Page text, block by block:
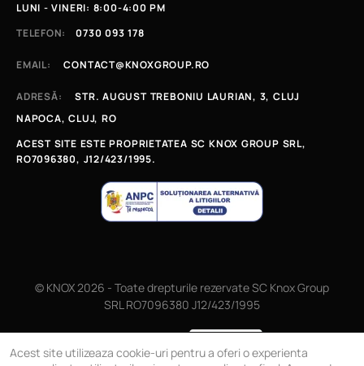
LUNI - VINERI: 8:00-4:00 PM
TELEFON:
0730 093 178
EMAIL: CONTACT@KNOXGROUP.RO
ADRESĂ:
STR. AUGUST TREBONIU LAURIAN, 3, CLUJ
NAPOCA, CLUJ, RO
ACEST SITE ESTE PROPRIETATEA SC KNOX GROUP SRL,
RO7096380, J12/423/1995.
© KNOX 2026 - Toate drepturile rezervate SC Knox Group
SRL RO7096380 J12/423/1995
Acest site utilizeaza cookie-uri pentru a oferi o experienta